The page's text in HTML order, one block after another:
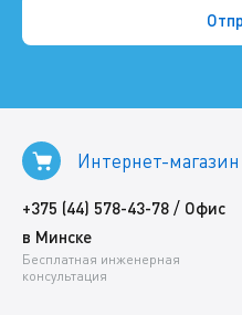
Интернет-магазин
+375 (44) 578-43-78 / Офис
в Минске
Бесплатная инженерная
консультация